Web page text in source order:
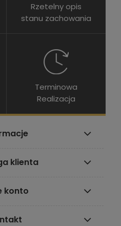
Rzetelny opis
stanu zachowania
Terminowa
Realizacja
klienta
konto